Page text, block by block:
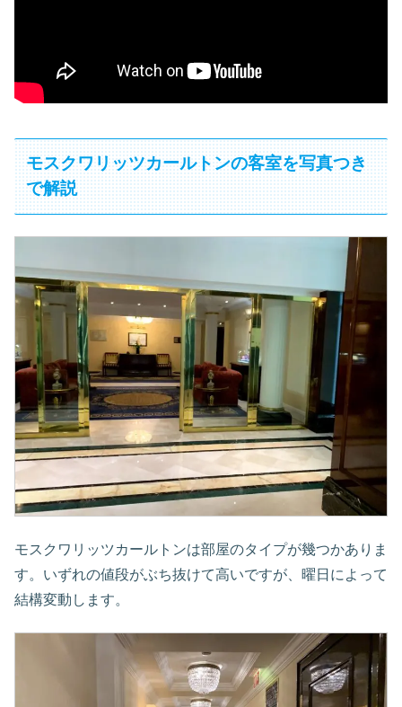
モスクワリッツカールトンの客室を写真つき
で解説
モスクワリッツカールトンは部屋のタイプが幾つかありま
す。いずれの値段がぶち抜けて高いですが、曜日によって
結構変動します。